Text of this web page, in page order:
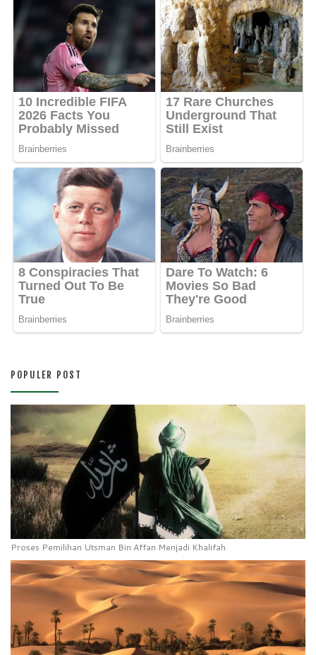
POPULER POST
Proses Pemilihan Utsman Bin Affan Menjadi Khalifah